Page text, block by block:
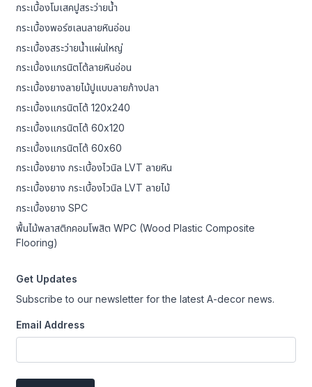
กระเบื้องโมเสคปูสระว่ายน้ำ
กระเบื้องพอร์ซเลนลายหินอ่อน
กระเบื้องสระว่ายน้ำแผ่นใหญ่
กระเบื้องแกรนิตโต้ลายหินอ่อน
กระเบื้องยางลายไม้ปูแบบลายก้างปลา
กระเบื้องแกรนิตโต้ 120x240
กระเบื้องแกรนิตโต้ 60x120
กระเบื้องแกรนิตโต้ 60x60
กระเบื้องยาง กระเบื้องไวนิล LVT ลายหิน
กระเบื้องยาง กระเบื้องไวนิล LVT ลายไม้
กระเบื้องยาง SPC
พื้นไม้พลาสติกคอมโพสิต WPC (Wood Plastic Composite
Flooring)
Get Updates
Subscribe to our newsletter for the latest A-decor news.
Email Address